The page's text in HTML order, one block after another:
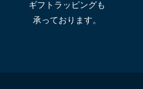
ギフトラッピングも
承っております。